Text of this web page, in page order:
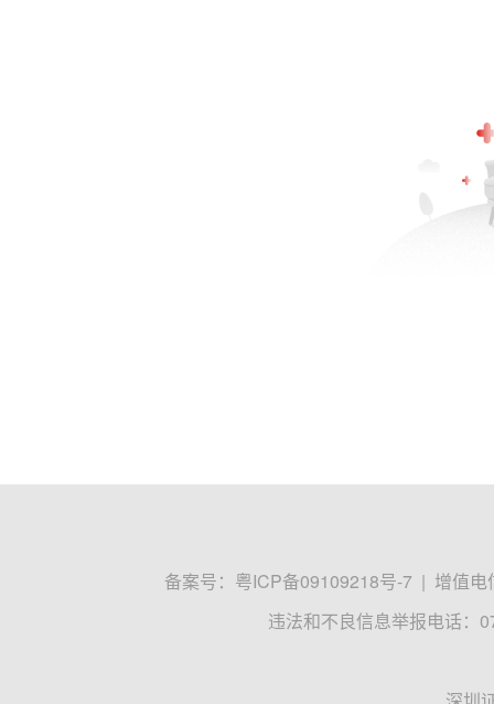
备案号： 粤ICP备09109218号-7 | 增值电
违法和不良信息举报电话：